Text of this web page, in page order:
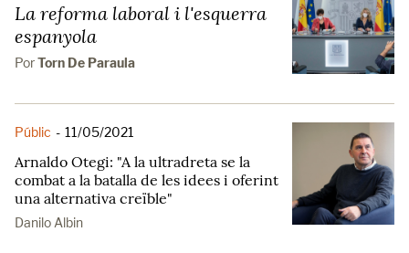
La reforma laboral i l'esquerra
espanyola
PorTorn De Paraula
Públic - 11/05/2021
Arnaldo Otegi: "A la ultradreta se la
combat a la batalla de les idees i oferint
una alternativa creïble"
Danilo Albin